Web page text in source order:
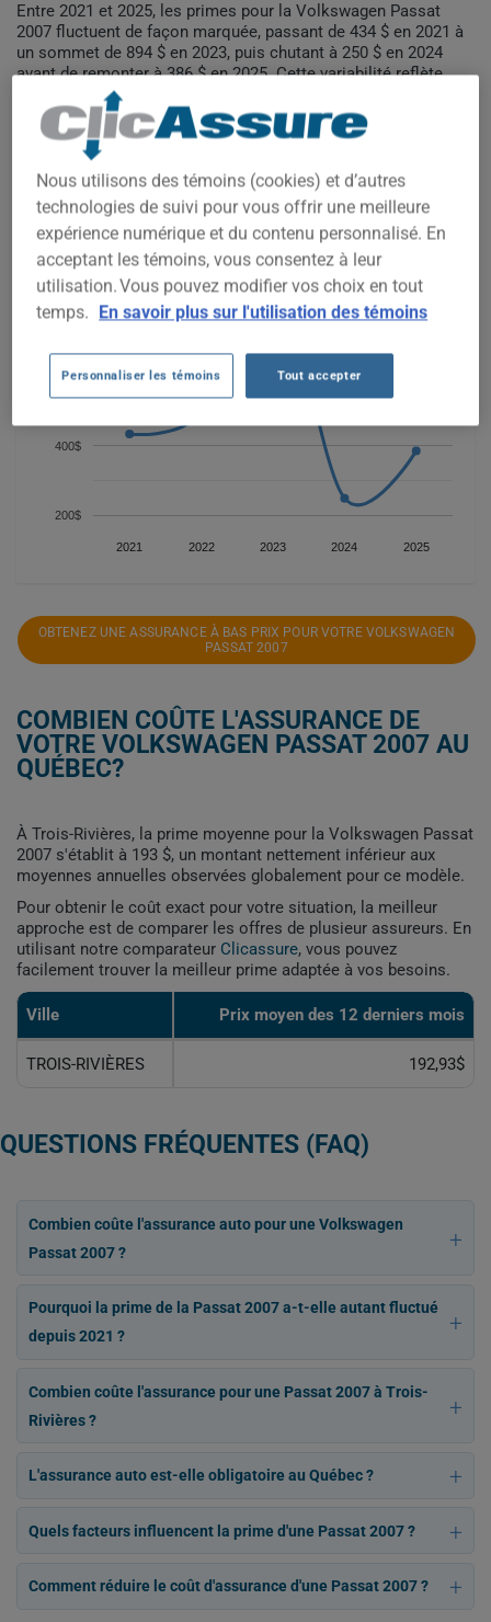
Entre 2021 et 2025, les primes pour la Volkswagen Passat
2007 fluctuent de façon marquée, passant de 434 $ en 2021 à
un sommet de 894 $ en 2023, puis chutant à 250 $ en 2024
avant de remonter à 386 $ en 2025. Cette variabilité reflète
possiblement des changements dans le profil des assurés
plutôt qu'une tendance stable.
Pour trouver la meilleur assurance pour votre véhicule
VOLKSWAGEN PASSAT 2007, il est plus important que jamais
de comparer les options disponibles.
2021 2022 2023 2024 2025
200$
400$
600$
800$
OBTENEZ UNE ASSURANCE À BAS PRIX POUR VOTRE VOLKSWAGEN
PASSAT 2007
COMBIEN COÛTE L'ASSURANCE DE
VOTRE VOLKSWAGEN PASSAT 2007 AU
QUÉBEC?
À Trois-Rivières, la prime moyenne pour la Volkswagen Passat
2007 s'établit à 193 $, un montant nettement inférieur aux
moyennes annuelles observées globalement pour ce modèle.
Pour obtenir le coût exact pour votre situation, la meilleur
approche est de comparer les offres de plusieur assureurs. En
utilisant notre comparateur Clicassure, vous pouvez
facilement trouver la meilleur prime adaptée à vos besoins.
Ville Prix ​​moyen des 12 derniers mois
TROIS-RIVIÈRES 192,93$
QUESTIONS FRÉQUENTES (FAQ)
Combien coûte l'assurance auto pour une Volkswagen
Passat 2007 ?
Pourquoi la prime de la Passat 2007 a-t-elle autant fluctué
depuis 2021 ?
Combien coûte l'assurance pour une Passat 2007 à Trois-
Rivières ?
L'assurance auto est-elle obligatoire au Québec ?
Quels facteurs influencent la prime d'une Passat 2007 ?
Comment réduire le coût d'assurance d'une Passat 2007 ?
Nous utilisons des témoins (cookies) et d’autres
technologies de suivi pour vous offrir une meilleure
expérience numérique et du contenu personnalisé. En
acceptant les témoins, vous consentez à leur
utilisation. Vous pouvez modifier vos choix en tout
temps. En savoir plus sur l'utilisation des témoins
Personnaliser les témoins Tout accepter